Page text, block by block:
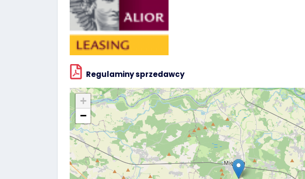
Regulaminy sprzedawcy
+
−